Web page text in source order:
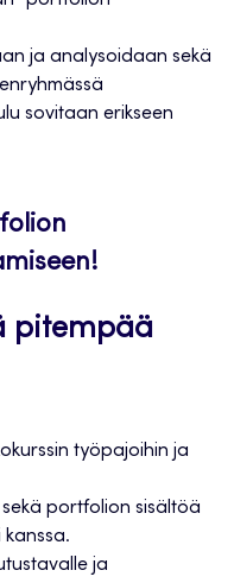
ja analysoidaan sekä
sovitaan erikseen
pitempää
työpajoihin ja
portfolion sisältöä
ja